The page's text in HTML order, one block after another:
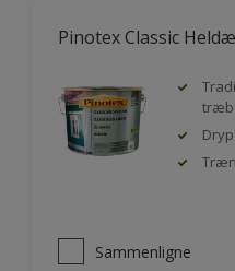
Pinotex Classic
Sammenligne